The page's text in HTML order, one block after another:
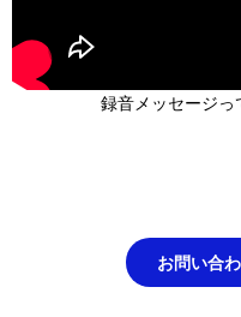
録音メッセージっ
お問い合